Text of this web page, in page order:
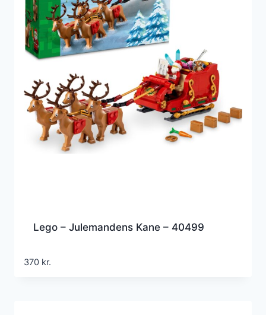
Lego – Julemandens Kane – 40499
370 kr.